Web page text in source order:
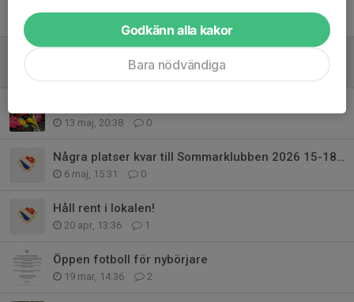
4
13 maj, 20:38 0
Några platser kvar till Sommarklubben 2026 15-18 juni
6 maj, 15:31 0
Håll rent i lokalen!
20 apr, 13:36 1
Öppen fotboll för nybörjare
19 mar, 14:36 2
Godkänn alla kakor
Bara nödvändiga